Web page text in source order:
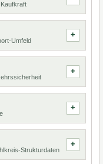
Umfeld
Strukturdaten